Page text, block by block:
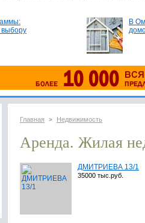
В
Главная > Недвижимость
Аренда. Жилая
ДМИТРИЕВА 13/1
35000 тыс.руб.